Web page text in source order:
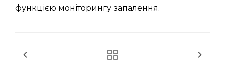
функцією моніторингу запалення.